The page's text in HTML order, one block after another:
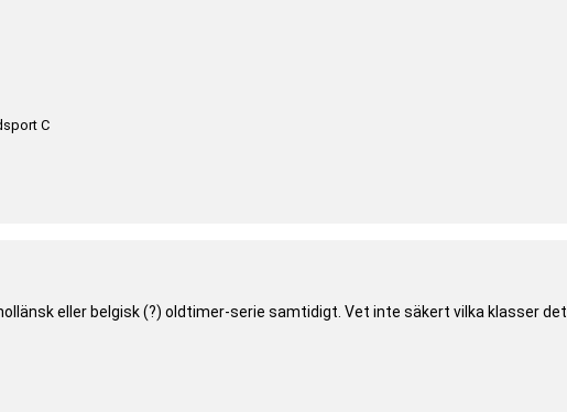
C
eller belgisk (?) oldtimer-serie samtidigt. Vet inte säkert vilka klasser